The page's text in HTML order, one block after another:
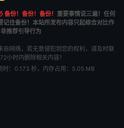
备份！备份！备份！ 重要事情说三遍！任何
记住备份！本站所发布内容只起综合对比作
推荐引导行为
自网络，若无意侵犯到您的权利，请及时联
小时内删除相关内容！
时：0.173 秒，内存占用：5.05 MB